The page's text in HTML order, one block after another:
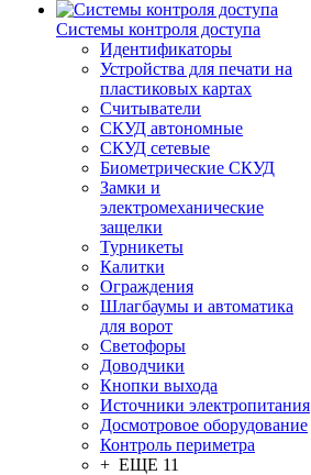
Системы контроля доступа
Идентификаторы
Устройства для печати на
пластиковых картах
Считыватели
СКУД автономные
СКУД сетевые
Биометрические СКУД
Замки и
электромеханические
защелки
Турникеты
Калитки
Ограждения
Шлагбаумы и автоматика
для ворот
Светофоры
Доводчики
Кнопки выхода
Источники электропитания
Досмотровое оборудование
Контроль периметра
+ ЕЩЕ 11